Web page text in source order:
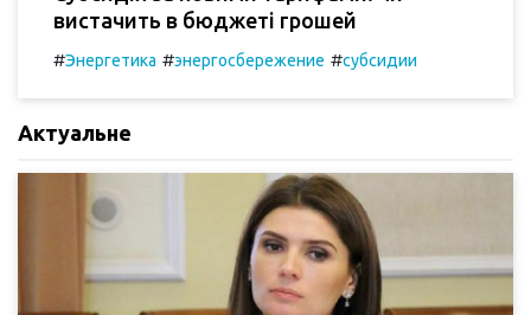
вистачить в бюджеті грошей
#Энергетика #энергосбережение #субсидии
Актуальне